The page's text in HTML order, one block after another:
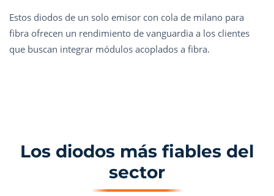
Estos diodos de un solo emisor con cola de milano para
fibra ofrecen un rendimiento de vanguardia a los clientes
que buscan integrar módulos acoplados a fibra.
Los diodos más fiables del
sector